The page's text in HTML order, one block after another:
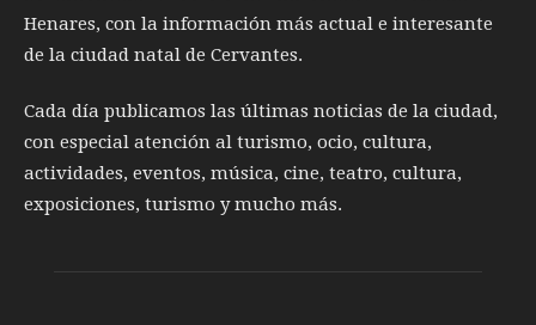
Henares, con la información más actual e interesante
de la ciudad natal de Cervantes.
Cada día publicamos las últimas noticias de la ciudad,
con especial atención al turismo, ocio, cultura,
actividades, eventos, música, cine, teatro, cultura,
exposiciones, turismo y mucho más.